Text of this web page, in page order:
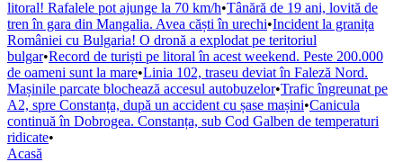
litoral! Rafalele pot ajunge la 70 km/h•Tânără de 19 ani, lovită de
tren în gara din Mangalia. Avea căști în urechi•Incident la granița
României cu Bulgaria! O dronă a explodat pe teritoriul
bulgar•Record de turiști pe litoral în acest weekend. Peste 200.000
de oameni sunt la mare•Linia 102, traseu deviat în Faleză Nord.
Mașinile parcate blochează accesul autobuzelor•Trafic îngreunat pe
A2, spre Constanța, după un accident cu șase mașini•Canicula
continuă în Dobrogea. Constanța, sub Cod Galben de temperaturi
ridicate•
Acasă